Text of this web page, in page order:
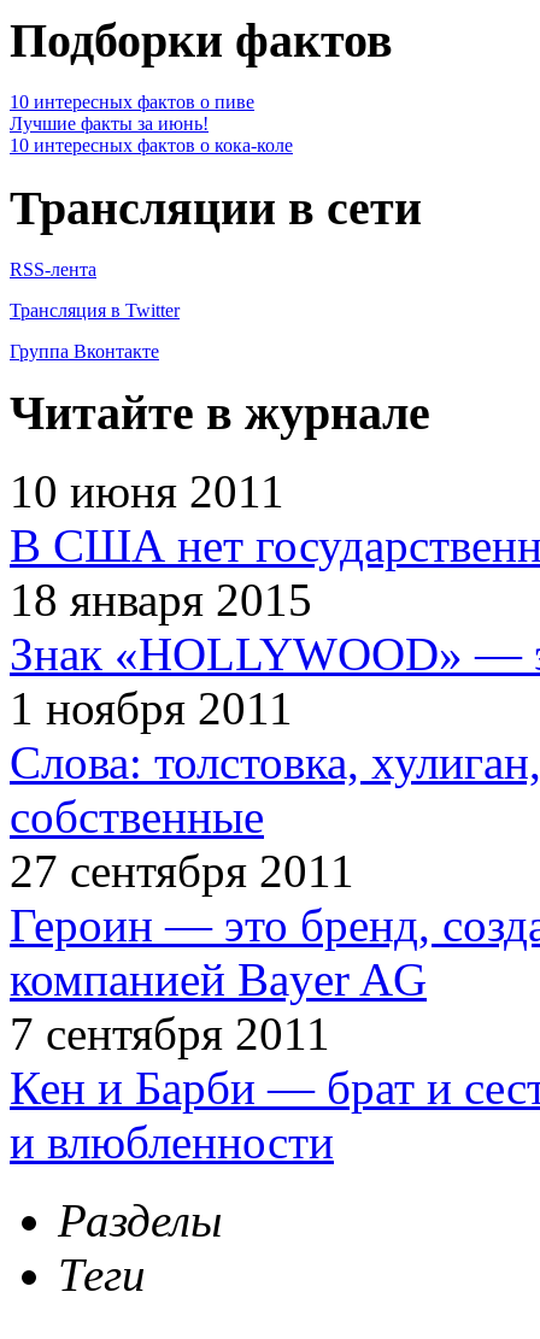
Подборки фактов
10 интересных фактов о пиве
Лучшие факты за июнь!
10 интересных фактов о кока-коле
Трансляции в сети
RSS-лента
Трансляция в Twitter
Группа Вконтакте
Читайте в журнале
10 июня 2011
В США нет
18 января 2015
Знак «HOLLYWOOD» —
1 ноября 2011
Слова: толстовка,
собственные
27 сентября 2011
Героин — это бренд,
компанией Bayer AG
7 сентября 2011
Кен и Барби — брат и
и влюбленности
Разделы
Теги